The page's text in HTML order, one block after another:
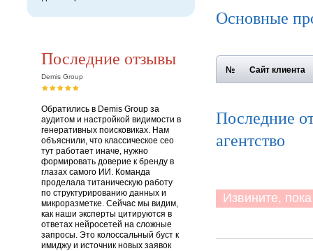
Последние отзывы
Demis Group
Обратились в Demis Group за
аудитом и настройкой видимости в
генеративных поисковиках. Нам
объяснили, что классическое сео
тут работает иначе, нужно
формировать доверие к бренду в
глазах самого ИИ. Команда
проделала титаническую работу
по структурированию данных и
микроразметке. Сейчас мы видим,
как наши эксперты цитируются в
ответах нейросетей на сложные
запросы. Это колоссальный буст к
имиджу и источник новых заявок
Основные
№ Сайт клиента
Последние
агентство
Извините,